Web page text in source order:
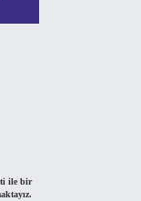
ile bir